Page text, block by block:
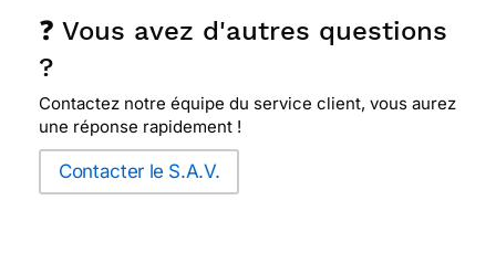
❓ Vous avez d'autres questions
?
Contactez notre équipe du service client, vous aurez
une réponse rapidement !
Contacter le S.A.V.